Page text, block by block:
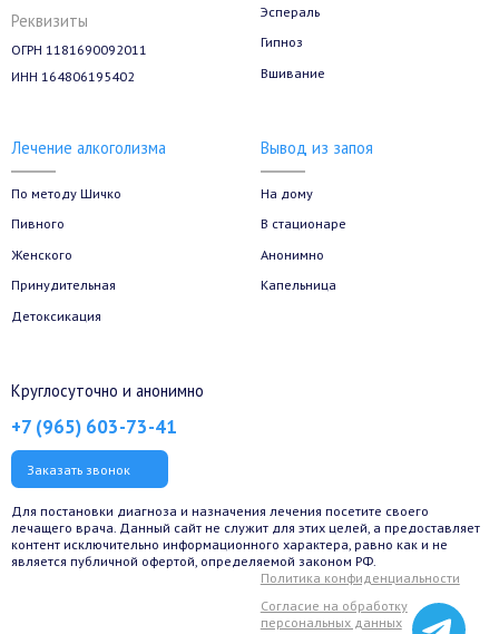
Реквизиты
ОГРН 1181690092011
ИНН 164806195402
Эспераль
Гипноз
Вшивание
Лечение алкоголизма
По методу Шичко
Пивного
Женского
Принудительная
Детоксикация
Вывод из запоя
На дому
В стационаре
Анонимно
Капельница
Круглосуточно и анонимно
+7 (965) 603-73-41
Заказать звонок
Для постановки диагноза и назначения лечения посетите своего
лечащего врача. Данный сайт не служит для этих целей, а предоставляет
контент исключительно информационного характера, равно как и не
является публичной офертой, определяемой законом РФ.
Политика конфиденциальности
Согласие на обработку
персональных данных